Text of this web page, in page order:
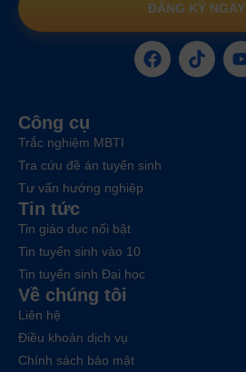
ĐĂNG KÝ NGAY
Công cụ
Trắc nghiệm MBTI
Tra cứu đề án tuyển sinh
Tư vấn hướng nghiệp
Tin tức
Tin giáo dục nổi bật
Tin tuyển sinh vào 10
Tin tuyển sinh Đại học
Về chúng tôi
Liên hệ
Điều khoản dịch vụ
Chính sách bảo mật